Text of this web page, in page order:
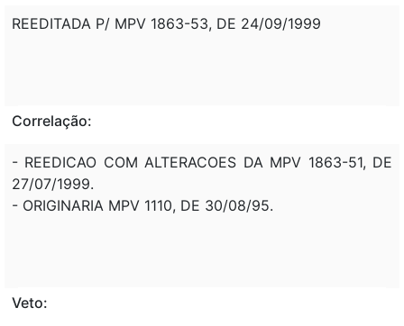
REEDITADA P/ MPV 1863-53, DE 24/09/1999
Correlação:
- REEDICAO COM ALTERACOES DA MPV 1863-51, DE
27/07/1999.
- ORIGINARIA MPV 1110, DE 30/08/95.
Veto: